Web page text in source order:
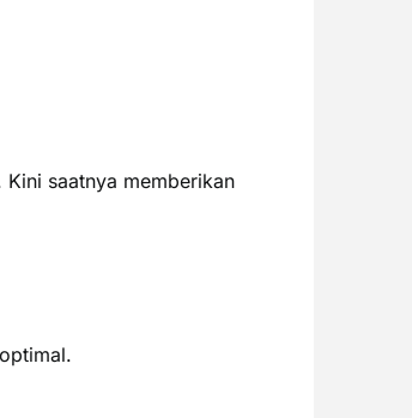
saatnya memberikan